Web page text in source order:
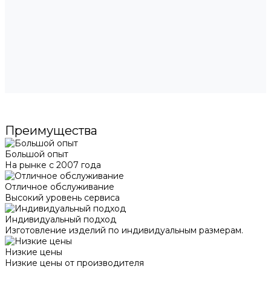
Преимущества
Большой опыт
На рынке с 2007 года
Отличное обслуживание
Высокий уровень сервиса
Индивидуальный подход
Изготовление изделий по индивидуальным размерам.
Низкие цены
Низкие цены от производителя